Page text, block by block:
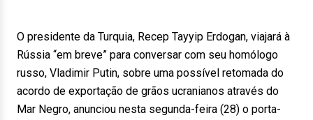
O presidente da Turquia, Recep Tayyip Erdogan, viajará à
Rússia “em breve” para conversar com seu homólogo
russo, Vladimir Putin, sobre uma possível retomada do
acordo de exportação de grãos ucranianos através do
Mar Negro, anunciou nesta segunda-feira (28) o porta-